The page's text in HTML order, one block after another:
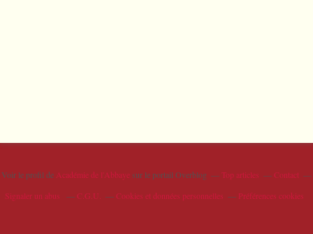
Voir le profil de Académie de l'Abbayesur le portail Overblog Top articles
Contact
Signaler un abus
C.G.U. Cookies et données personnelles Préférences cookies